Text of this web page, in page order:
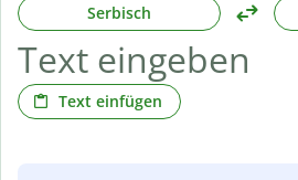
Serbisch
Text einfügen